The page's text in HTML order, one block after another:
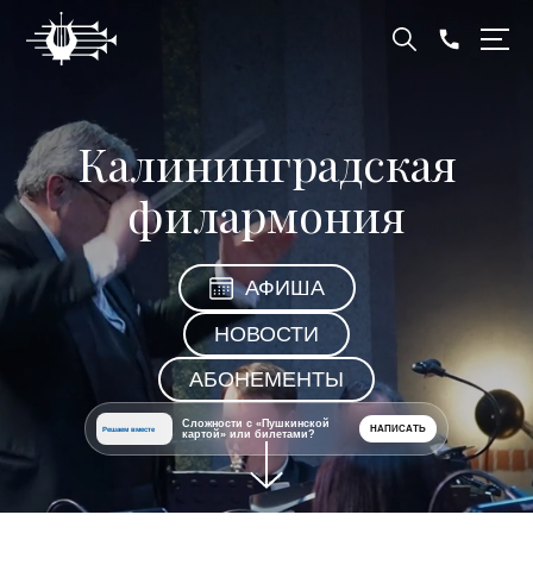
Калининградская
филармония
АФИША
НОВОСТИ
АБОНЕМЕНТЫ
Решаем вместе
Сложности с «Пушкинской
картой» или билетами?
НАПИСАТЬ